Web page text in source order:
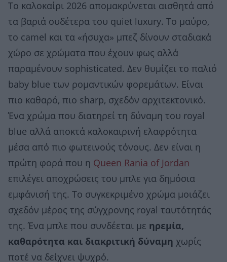
Το καλοκαίρι 2026 απομακρύνεται αισθητά από
τα βαριά ουδέτερα του quiet luxury. Το μαύρο,
το camel και τα «ήσυχα» μπεζ δίνουν σταδιακά
χώρο σε χρώματα που έχουν φως αλλά
παραμένουν sophisticated. Δεν θυμίζει το παλιό
baby blue των ρομαντικών φορεμάτων. Είναι
πιο καθαρό, πιο sharp, σχεδόν αρχιτεκτονικό.
Ένα χρώμα που διατηρεί τη δύναμη του royal
blue αλλά αποκτά καλοκαιρινή ελαφρότητα
μέσα από πιο φωτεινούς τόνους. Δεν είναι η
πρώτη φορά που η Queen Rania of Jordan
επιλέγει αποχρώσεις του μπλε για δημόσια
εμφάνισή της. Το συγκεκριμένο χρώμα μοιάζει
σχεδόν μέρος της σύγχρονης royal ταυτότητάς
της. Ένα μπλε που συνδέεται με ηρεμία,
καθαρότητα και διακριτική δύναμη χωρίς
ποτέ να δείχνει ψυχρό.